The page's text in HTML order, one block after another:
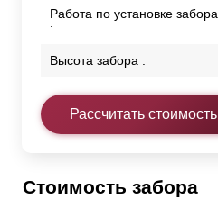
Работа по установке забора
:
Высота забора :
Рассчитать стоимость
Стоимость забора